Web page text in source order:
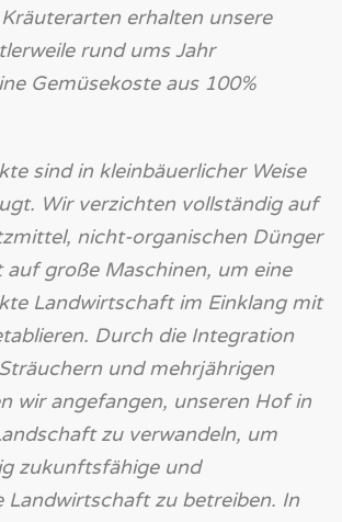
erhalten unsere
rund ums Jahr
Gemüsekoste aus 100%
sind in kleinbäuerlicher Weise
Wir verzichten vollständig auf
nicht-organischen Dünger
große Maschinen, um eine
Landwirtschaft im Einklang mit
Durch die Integration
und mehrjährigen
wir angefangen, unseren Hof in
zu verwandeln, um
zukunftsfähige und
Landwirtschaft zu betreiben. In